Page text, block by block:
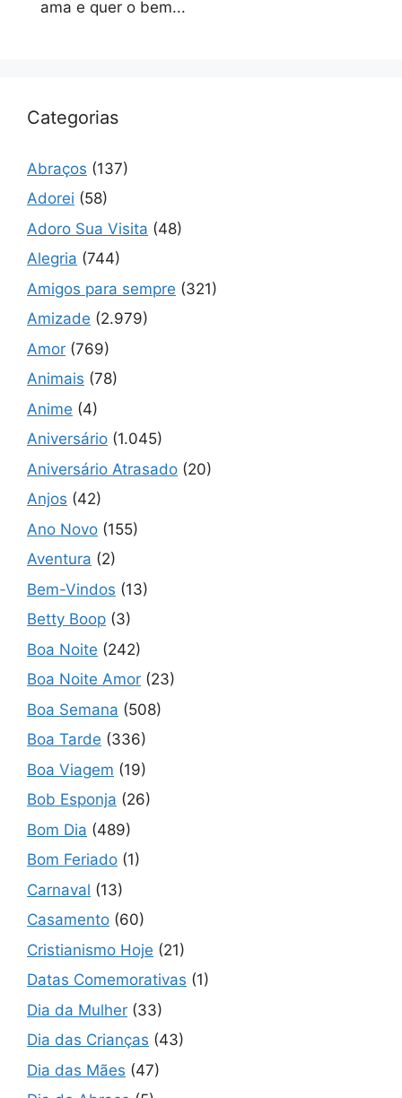
ama e quer o bem...
Categorias
Abraços (137)
Adorei (58)
Adoro Sua Visita (48)
Alegria (744)
Amigos para sempre (321)
Amizade (2.979)
Amor (769)
Animais (78)
Anime (4)
Aniversário (1.045)
Aniversário Atrasado (20)
Anjos (42)
Ano Novo (155)
Aventura (2)
Bem-Vindos (13)
Betty Boop (3)
Boa Noite (242)
Boa Noite Amor (23)
Boa Semana (508)
Boa Tarde (336)
Boa Viagem (19)
Bob Esponja (26)
Bom Dia (489)
Bom Feriado (1)
Carnaval (13)
Casamento (60)
Cristianismo Hoje (21)
Datas Comemorativas (1)
Dia da Mulher (33)
Dia das Crianças (43)
Dia das Mães (47)